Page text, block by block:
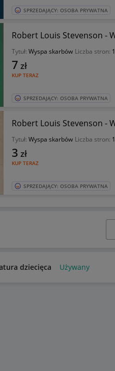
SPRZEDAJĄCY: OSOBA PRYWATNA
Robert Louis Stevenson -
Tytuł: Wyspa skarbów Liczba stron:
KUP TERAZ
7 zł
SPRZEDAJĄCY: OSOBA PRYWATNA
Robert Louis Stevenson -
Tytuł: Wyspa skarbów Liczba stron:
KUP TERAZ
3 zł
SPRZEDAJĄCY: OSOBA PRYWATNA
dziecięca Używany